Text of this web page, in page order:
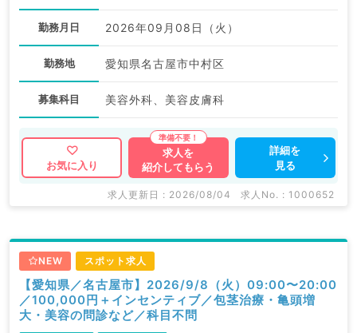
勤務月日 2026年09月08日（火）
勤務地 愛知県名古屋市中村区
募集科目 美容外科、美容皮膚科
お気に入り
求人を
紹介してもらう
詳細を
見る
求人更新日 : 2026/08/04 求人No. : 1000652
NEW スポット求人
【愛知県／名古屋市】2026/9/8（火）09:00〜20:00
／100,000円＋インセンティブ／包茎治療・亀頭増
大・美容の問診など／科目不問